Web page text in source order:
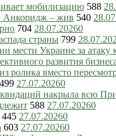
мобилизацию 588
Анкоридж – жив 540
704 28.07.20260
страны 799
мести Украине за атаку
развития
ролика вместо
499 27.07.20260
накрыла всю
588 27.07.20260
445 27.07.20260
603 27.07.20260